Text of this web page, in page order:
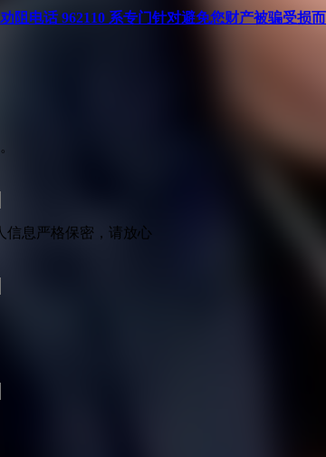
阻电话 962110 系专门针对避免您财产被骗受损
信息严格保密，请放心